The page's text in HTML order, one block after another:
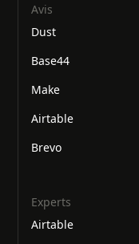
Avis
Dust
Base44
Make
Airtable
Brevo
Experts
Airtable